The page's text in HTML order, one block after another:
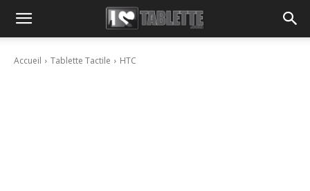
Accueil Tablette Tactile HTC